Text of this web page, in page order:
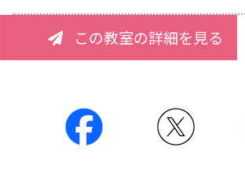
この教室の詳細を見る